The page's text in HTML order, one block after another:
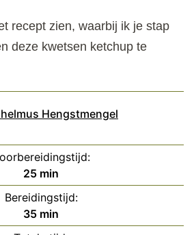
recept zien, waarbij ik je stap
deze kwetsen ketchup te
Hengstmengel
25minuten
min
Bereidingstijd:
35minuten
min